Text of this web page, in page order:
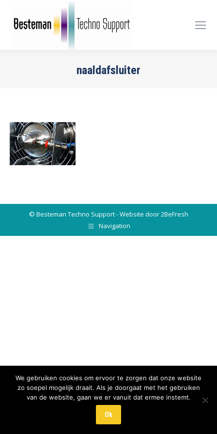
naaldafsluiter
© Besteman Techno Support - Website door 2BeFresh
Navigation
We gebruiken cookies om ervoor te zorgen dat onze website
zo soepel mogelijk draait. Als je doorgaat met het gebruiken
van de website, gaan we er vanuit dat ermee instemt.
Ok